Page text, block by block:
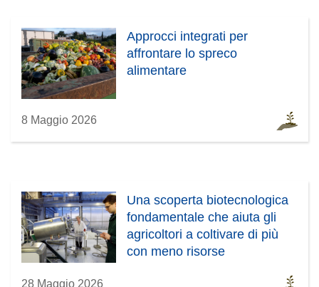
Approcci integrati per
affrontare lo spreco
alimentare
8 Maggio 2026
Una scoperta biotecnologica
fondamentale che aiuta gli
agricoltori a coltivare di più
con meno risorse
28 Maggio 2026